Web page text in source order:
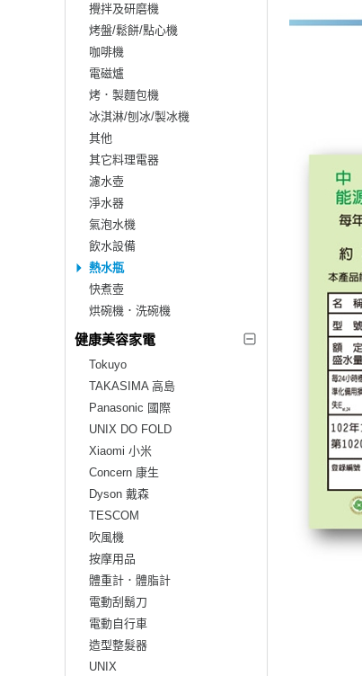
攪拌及研磨機
烤盤/鬆餅/點心機
咖啡機
電磁爐
烤．製麵包機
冰淇淋/刨冰/製冰機
其他
其它料理電器
濾水壺
淨水器
氣泡水機
飲水設備
熱水瓶
快煮壺
烘碗機．洗碗機
健康美容家電
Tokuyo
TAKASIMA 高島
Panasonic 國際
UNIX DO FOLD
Xiaomi 小米
Concern 康生
Dyson 戴森
TESCOM
吹風機
按摩用品
體重計．體脂計
電動刮鬍刀
電動自行車
造型整髮器
UNIX